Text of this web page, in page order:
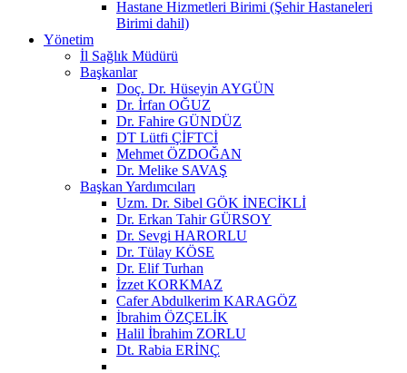
Hastane Hizmetleri Birimi (Şehir Hastaneleri
Birimi dahil)
Yönetim
İl Sağlık Müdürü
Başkanlar
Doç. Dr. Hüseyin AYGÜN
Dr. İrfan OĞUZ
Dr. Fahire GÜNDÜZ
DT Lütfi ÇİFTCİ
Mehmet ÖZDOĞAN
Dr. Melike SAVAŞ
Başkan Yardımcıları
Uzm. Dr. Sibel GÖK İNECİKLİ
Dr. Erkan Tahir GÜRSOY
Dr. Sevgi HARORLU
Dr. Tülay KÖSE
Dr. Elif Turhan
İzzet KORKMAZ
Cafer Abdulkerim KARAGÖZ
İbrahim ÖZÇELİK
Halil İbrahim ZORLU
Dt. Rabia ERİNÇ